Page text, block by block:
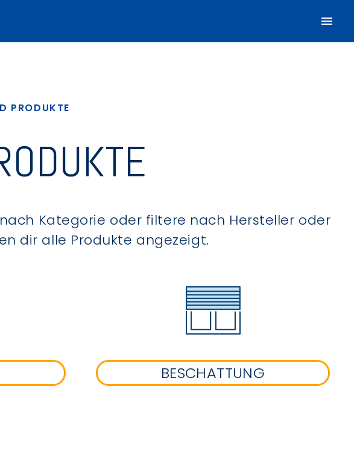
PRODUKTE
Kategorie oder filtere nach Hersteller oder
dir alle Produkte angezeigt.
BESCHATTUNG